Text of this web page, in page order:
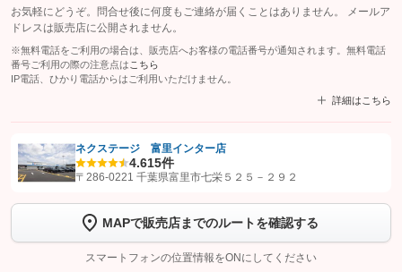
お気軽にどうぞ。問合せ後に何度もご連絡が届くことはありません。 メールア
ドレスは販売店に公開されません。
※無料電話をご利用の場合は、販売店へお客様の電話番号が通知されます。無料電話
番号ご利用の際の注意点は こちら
IP電話、ひかり電話からはご利用いただけません。
詳細はこちら
【STEP1】認証画面でグーネットを友だち追加してから「許可する」ボタンを押
トーク画面で
ボタンをタップして問い合わせを
完了してください。
ネクステージ 富里インター店
4.615件
〒286-0221 千葉県富里市七栄５２５－２９２
MAPで販売店までのルートを確認する
スマートフォンの位置情報をONにしてください